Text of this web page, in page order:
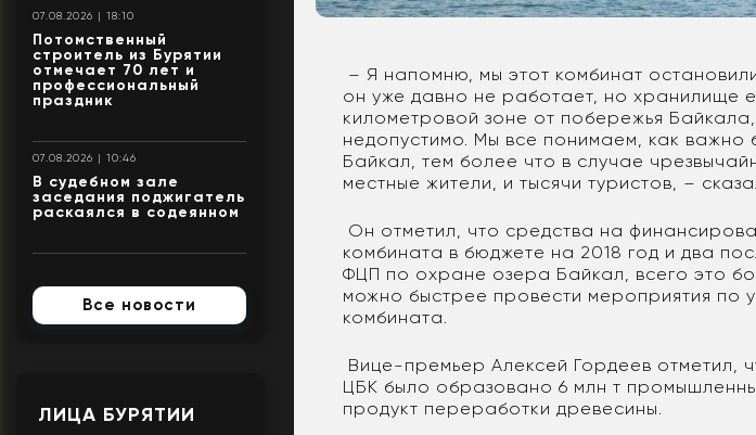
07.08.2026 | 18:10
Потомственный
строитель из Бурятии
отмечает 70 лет и
профессиональный
праздник
07.08.2026 | 10:46
В судебном зале
заседания поджигатель
раскаялся в содеянном
Все новости
ЛИЦА БУРЯТИИ
– Я напомню, мы этот комбинат
он уже давно не работает, но хранилище
километровой зоне от побережья
недопустимо. Мы все понимаем, как важно
Байкал, тем более что в случае
местные жители, и тысячи туристов, –
Он отметил, что средства на
комбината в бюджете на 2018 год и два
ФЦП по охране озера Байкал, всего это
можно быстрее провести мероприятия по
комбината.
Вице-премьер Алексей Гордеев отметил,
ЦБК было образовано 6 млн т
продукт переработки древесины.